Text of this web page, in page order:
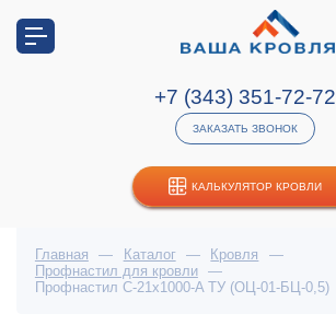
КАЛЬКУЛЯТОР КРОВЛИ
+7 (343) 351-72-72
ЗАКАЗАТЬ ЗВОНОК
Главная — Каталог — Кровля
—
Профнастил для кровли
—
Профнастил С-21x1000-A ТУ (ОЦ-01-БЦ-0,5)